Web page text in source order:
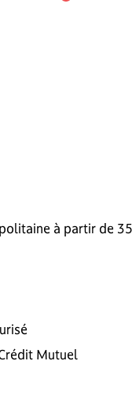
à partir de
Mutuel